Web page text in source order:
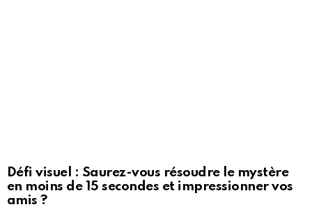
Défi visuel : Saurez-vous résoudre le mystère
en moins de 15 secondes et impressionner vos
amis ?